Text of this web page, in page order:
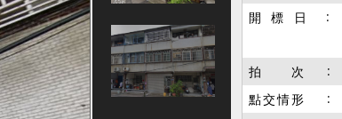
開 標 日
拍 次
點交情形